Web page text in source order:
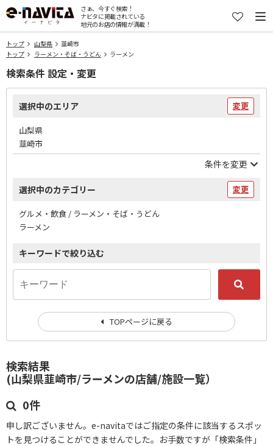
さぁ、今すぐ検索！
ナビタに掲載されている
地元のお店の情報が満載！
トップ 山梨県
韮崎市
トップ
ラーメン・そば・うどん ラーメン
検索結果
(山梨県韮崎市/ラーメンの店舗/施設一覧）
0件
申し訳ございません。e-navitaではご指定の条件に該当するスポッ
トを見つけることができませんでした。お手数ですが「検索条件」
検索条件 設定・変更
選択中のエリア 変更
山梨県
韮崎市
条件を変更
選択中のカテゴリー 変更
グルメ・飲食 / ラーメン・そば・うどん
ラーメン
キーワードで絞り込む
TOPページに戻る